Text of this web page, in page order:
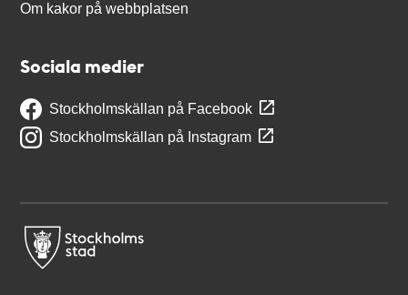
Om kakor på webbplatsen
Sociala medier
Stockholmskällan på Facebook
Stockholmskällan på Instagram